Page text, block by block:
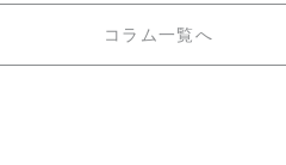
コラム一覧へ